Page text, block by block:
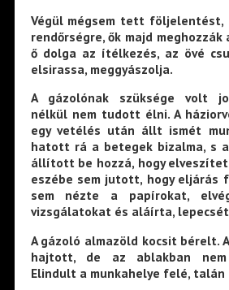
Végül mégsem tett
rendőrségre, ők majd
ő dolga az ítélkezés, az övé
elsirassa, meggyászolja.
A gázolónak szüksége volt
nélkül nem tudott élni. A
egy vetélés után állt ismét
hatott rá a betegek bizalma, s
állított be hozzá, hogy
eszébe sem jutott, hogy eljárás
sem nézte a papírokat,
vizsgálatokat és aláírta,
A gázoló almazöld kocsit bérelt.
hajtott, de az ablakban
Elindult a munkahelye felé, talán